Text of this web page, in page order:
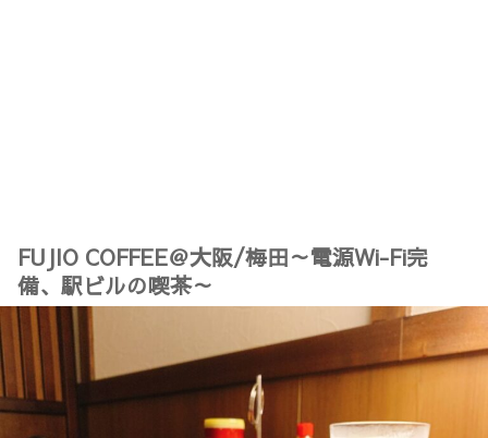
FUJIO COFFEE＠大阪/梅田～電源Wi-Fi完
備、駅ビルの喫茶～